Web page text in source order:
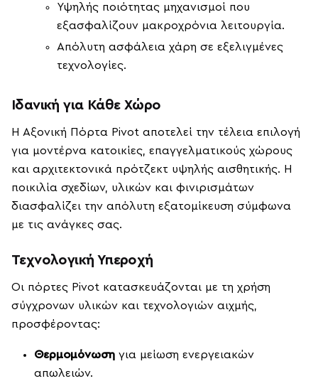
Υψηλής ποιότητας μηχανισμοί που
εξασφαλίζουν μακροχρόνια λειτουργία.
Απόλυτη ασφάλεια χάρη σε εξελιγμένες
τεχνολογίες.
Ιδανική για Κάθε Χώρο
Η Αξονική Πόρτα Pivot αποτελεί την τέλεια επιλογή
για μοντέρνα κατοικίες, επαγγελματικούς χώρους
και αρχιτεκτονικά πρότζεκτ υψηλής αισθητικής. Η
ποικιλία σχεδίων, υλικών και φινιρισμάτων
διασφαλίζει την απόλυτη εξατομίκευση σύμφωνα
με τις ανάγκες σας.
Τεχνολογική Υπεροχή
Οι πόρτες Pivot κατασκευάζονται με τη χρήση
σύγχρονων υλικών και τεχνολογιών αιχμής,
προσφέροντας:
Θερμομόνωση για μείωση ενεργειακών
απωλειών.